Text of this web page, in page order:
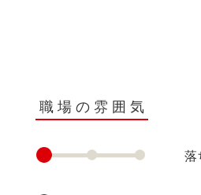
職場の雰囲気
落